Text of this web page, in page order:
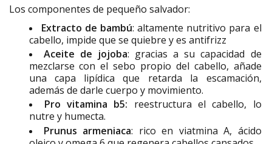
Los componentes de pequeño salvador:
Extracto de bambú: altamente nutritivo para el
cabello, impide que se quiebre y es antifrizz
Aceite de jojoba: gracias a su capacidad de
mezclarse con el sebo propio del cabello, añade
una capa lipídica que retarda la escamación,
además de darle cuerpo y movimiento.
Pro vitamina b5: reestructura el cabello, lo
nutre y humecta.
Prunus armeniaca: rico en viatmina A, ácido